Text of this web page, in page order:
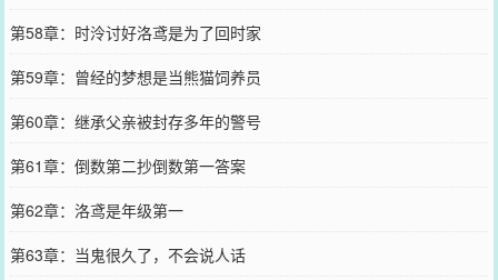
第58章：时泠讨好洛鸢是为了回时家
第59章：曾经的梦想是当熊猫饲养员
第60章：继承父亲被封存多年的警号
第61章：倒数第二抄倒数第一答案
第62章：洛鸢是年级第一
第63章：当鬼很久了，不会说人话